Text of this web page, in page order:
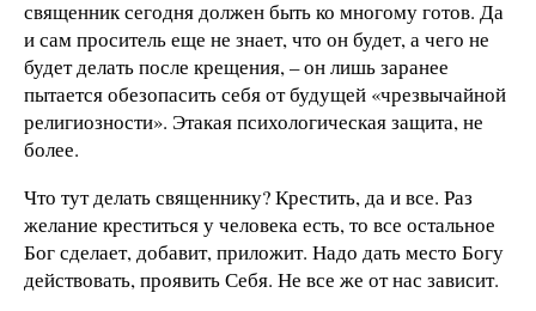
священник сегодня должен быть ко многому готов. Да
и сам проситель еще не знает, что он будет, а чего не
будет делать после крещения, – он лишь заранее
пытается обезопасить себя от будущей «чрезвычайной
религиозности». Этакая психологическая защита, не
более.
Что тут делать священнику? Крестить, да и все. Раз
желание креститься у человека есть, то все остальное
Бог сделает, добавит, приложит. Надо дать место Богу
действовать, проявить Себя. Не все же от нас зависит.